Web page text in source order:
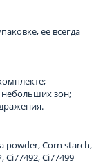
ее всегда
небольших зон;
powder, Corn starch,
Ci77499